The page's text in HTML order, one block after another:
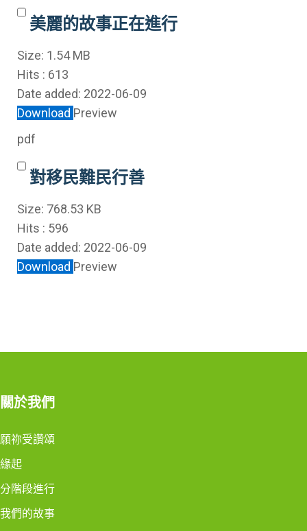
美麗的故事正在進行
Size: 1.54 MB
Hits : 613
Date added: 2022-06-09
Download Preview
pdf
對移民難民行善
Size: 768.53 KB
Hits : 596
Date added: 2022-06-09
Download Preview
關於我們
願祢受讚頌
緣起
分階段進行
我們的故事